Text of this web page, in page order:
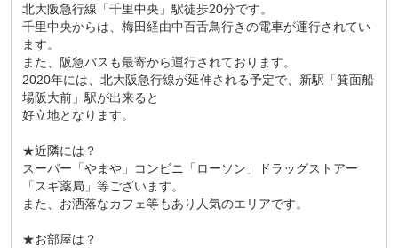
北大阪急行線「千里中央」駅徒歩20分です。
千里中央からは、梅田経由中百舌鳥行きの電車が運行されてい
ます。
また、阪急バスも最寄から運行されております。
2020年には、北大阪急行線が延伸される予定で、新駅「箕面船
場阪大前」駅が出来ると
好立地となります。
★近隣には？
スーパー「やまや」コンビニ「ローソン」ドラッグストアー
「スギ薬局」等ございます。
また、お洒落なカフェ等もあり人気のエリアです。
★お部屋は？